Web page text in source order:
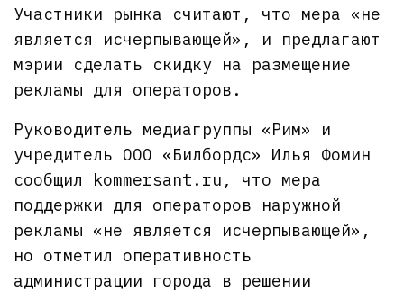
Участники рынка считают, что мера «не
является исчерпывающей», и предлагают
мэрии сделать скидку на размещение
рекламы для операторов.
Руководитель медиагруппы «Рим» и
учредитель ООО «Билбордс» Илья Фомин
сообщил kommersant.ru, что мера
поддержки для операторов наружной
рекламы «не является исчерпывающей»,
но отметил оперативность
администрации города в решении